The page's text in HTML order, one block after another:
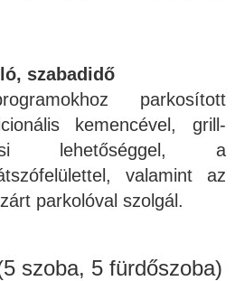
szabadidő
parkosított
kemencével, grill-
lehetőséggel, a
valamint az
parkolóval szolgál.
szoba, 5 fürdőszoba)